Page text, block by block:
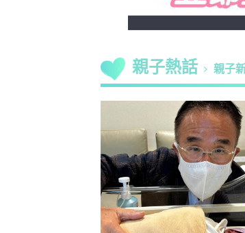
親子熱話 親子